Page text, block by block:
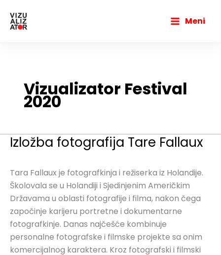
садржај
Meni
Vizualizator Festival
2020
Izložba fotografija Tare Fallaux
Tara Fallaux je fotografkinja i režiserka iz Holandije.
Školovala se u Holandiji i Sjedinjenim Američkim
Državama u oblasti fotografije i filma, nakon čega
započinje karijeru portretne i dokumentarne
fotografkinje. Danas najčešće kombinuje
personalne fotografske i filmske projekte sa onim
komercijalnog karaktera. Kroz fotografski i filmski
Izložba
Fallaux